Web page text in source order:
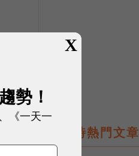
即時熱門文章
X
勢！
《一天一